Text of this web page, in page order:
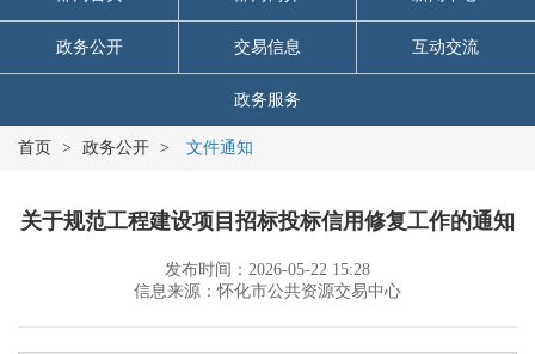
政务公开 交易信息 互动交流
政务服务
首页 > 政务公开 > 文件通知
关于规范工程建设项目招标投标信用修复工作的通知
发布时间：2026-05-22 15:28
信息来源：怀化市公共资源交易中心